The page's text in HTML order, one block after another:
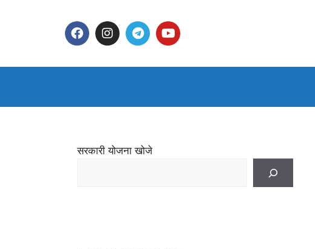
सरकारी योजना खोजे